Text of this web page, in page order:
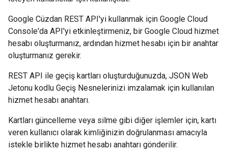
Google Cüzdan REST API'yi kullanmak için Google Cloud
Console'da API'yi etkinleştirmeniz, bir Google Cloud hizmet
hesabı oluşturmanız, ardından hizmet hesabı için bir anahtar
oluşturmanız gerekir.
REST API ile geçiş kartları oluşturduğunuzda, JSON Web
Jetonu kodlu Geçiş Nesnelerinizi imzalamak için kullanılan
hizmet hesabı anahtarı.
Kartları güncelleme veya silme gibi diğer işlemler için, kartı
veren kullanıcı olarak kimliğinizin doğrulanması amacıyla
istekle birlikte hizmet hesabı anahtarı gönderilir.